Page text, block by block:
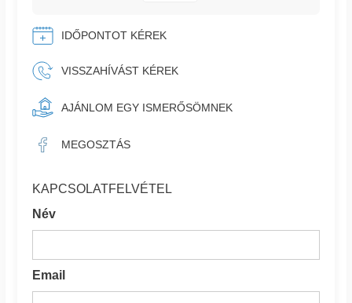
IDŐPONTOT KÉREK
VISSZAHÍVÁST KÉREK
AJÁNLOM EGY ISMERŐSÖMNEK
MEGOSZTÁS
KAPCSOLATFELVÉTEL
Név
Email